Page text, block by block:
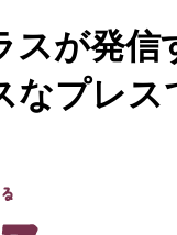
が発信
なプレス